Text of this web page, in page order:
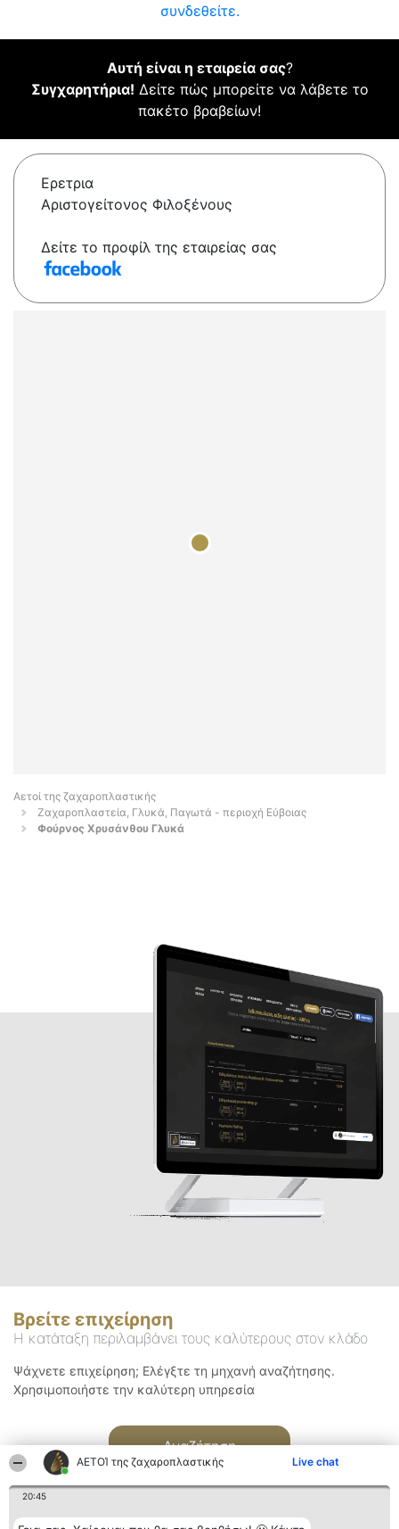
ΑΕΤΟΊ της ζαχαροπλαστικής Live chat
20:45
συνδεθείτε.
Αυτή είναι η εταιρεία σας?
Συγχαρητήρια! Δείτε πώς μπορείτε να λάβετε το
πακέτο βραβείων!
Ερετρια
Αριστογείτονος Φιλοξένους
Δείτε το προφίλ της εταιρείας σας
Αετοί της ζαχαροπλαστικής
Ζαχαροπλαστεία, Γλυκά, Παγωτά - περιοχή Εύβοιας
Φούρνος Χρυσάνθου Γλυκά
Βρείτε επιχείρηση
Η κατάταξη περιλαμβάνει τους καλύτερους στον κλάδο
Ψάχνετε επιχείρηση; Ελέγξτε τη μηχανή αναζήτησης.
Χρησιμοποιήστε την καλύτερη υπηρεσία
Αναζήτηση